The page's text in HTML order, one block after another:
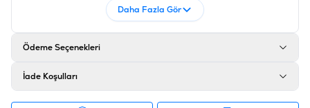
Daha Fazla Gör
Ödeme Seçenekleri
İade Koşulları